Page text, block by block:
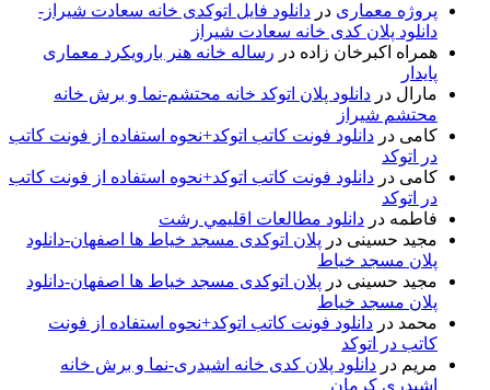
پروژه معماری در دانلود فایل اتوکدی خانه سعادت شیراز-
دانلود پلان کدی خانه سعادت شیراز
همراه اکبرخان زاده در رساله خانه هنر بارویکرد معماری
پایدار
مارال در دانلود پلان اتوکد خانه محتشم-نما و برش خانه
محتشم شیراز
کامی در دانلود فونت کاتب اتوکد+نحوه استفاده از فونت کاتب
در اتوکد
کامی در دانلود فونت کاتب اتوکد+نحوه استفاده از فونت کاتب
در اتوکد
فاطمه در دانلود مطالعات اقليمي رشت
مجید حسینی در پلان اتوکدی مسجد خیاط ها اصفهان-دانلود
پلان مسجد خیاط
مجید حسینی در پلان اتوکدی مسجد خیاط ها اصفهان-دانلود
پلان مسجد خیاط
محمد در دانلود فونت کاتب اتوکد+نحوه استفاده از فونت
کاتب در اتوکد
مریم در دانلود پلان کدی خانه اشیدری-نما و برش خانه
اشیدری کرمان